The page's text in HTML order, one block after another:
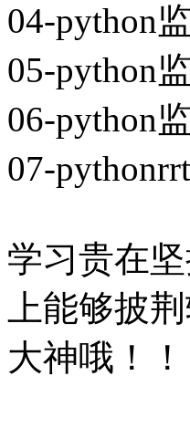
04-python
05-python
06-python
07-
学习贵在
上能够披
大神哦！！